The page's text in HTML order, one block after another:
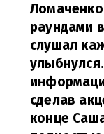
раундами
слушал
сделав
конце